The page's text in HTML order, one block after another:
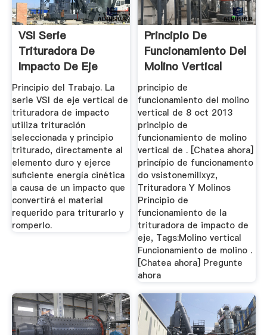
VSI Serie
Trituradora De
Impacto De Eje
Vertical_LIMING ...
Principio del Trabajo. La
serie VSI de eje vertical de
trituradora de impacto
utiliza trituración
seleccionada y principio
triturado, directamente al
elemento duro y ejerce
suficiente energía cinética
a causa de un impacto que
convertirá el material
requerido para triturarlo y
romperlo.
Principio De
Funcionamiento Del
Molino Vertical
Equipos ...
principio de
funcionamiento del molino
vertical de 8 oct 2013
principio de
funcionamiento de molino
vertical de . [Chatea ahora]
princípio de funcionamento
do vsistonemillxyz,
Trituradora Y Molinos
Principio de
funcionamiento de la
trituradora de impacto de
eje, Tags:Molino vertical
Funcionamiento de molino .
[Chatea ahora] Pregunte
ahora